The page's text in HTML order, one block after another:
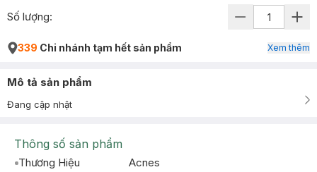
Số lượng:
339 Chi nhánh tạm hết sản phẩm Xem thêm
Mô tả sản phẩm
Đang cập nhật
Thông số sản phẩm
Thương Hiệu
Acnes